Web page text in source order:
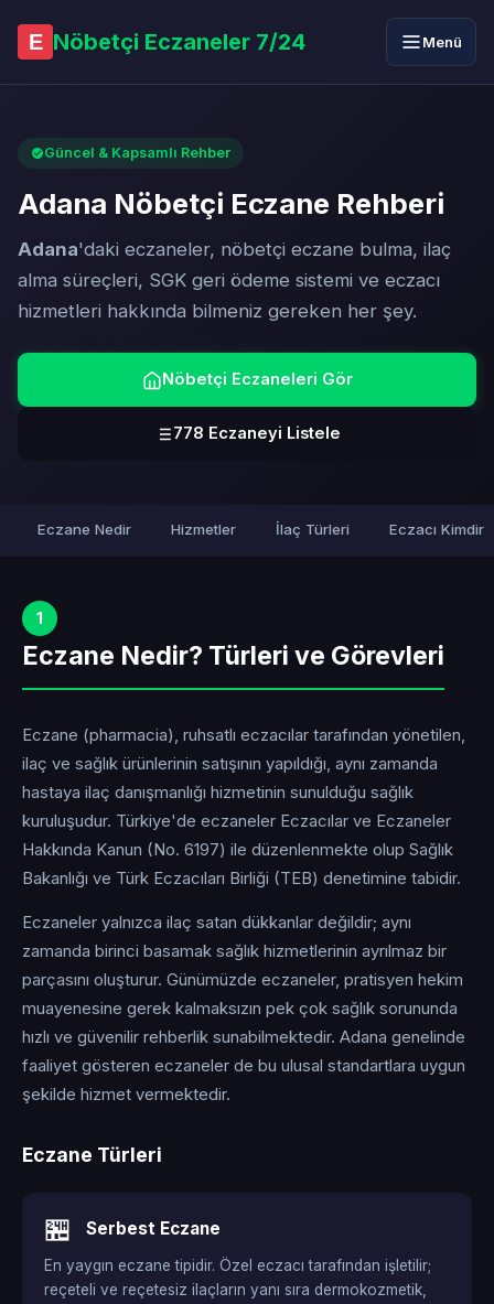
E Nöbetçi Eczaneler 7/24 Menü
Güncel & Kapsamlı Rehber
Adana Nöbetçi Eczane Rehberi
Adana'daki eczaneler, nöbetçi eczane bulma, ilaç
alma süreçleri, SGK geri ödeme sistemi ve eczacı
hizmetleri hakkında bilmeniz gereken her şey.
Nöbetçi Eczaneleri Gör
778 Eczaneyi Listele
Eczane Nedir Hizmetler İlaç Türleri Eczacı Kimdir
1
Eczane Nedir? Türleri ve Görevleri
Eczane (pharmacia), ruhsatlı eczacılar tarafından yönetilen,
ilaç ve sağlık ürünlerinin satışının yapıldığı, aynı zamanda
hastaya ilaç danışmanlığı hizmetinin sunulduğu sağlık
kuruluşudur. Türkiye'de eczaneler Eczacılar ve Eczaneler
Hakkında Kanun (No. 6197) ile düzenlenmekte olup Sağlık
Bakanlığı ve Türk Eczacıları Birliği (TEB) denetimine tabidir.
Eczaneler yalnızca ilaç satan dükkanlar değildir; aynı
zamanda birinci basamak sağlık hizmetlerinin ayrılmaz bir
parçasını oluşturur. Günümüzde eczaneler, pratisyen hekim
muayenesine gerek kalmaksızın pek çok sağlık sorununda
hızlı ve güvenilir rehberlik sunabilmektedir. Adana genelinde
faaliyet gösteren eczaneler de bu ulusal standartlara uygun
şekilde hizmet vermektedir.
Eczane Türleri
🏪 Serbest Eczane
En yaygın eczane tipidir. Özel eczacı tarafından işletilir;
reçeteli ve reçetesiz ilaçların yanı sıra dermokozmetik,